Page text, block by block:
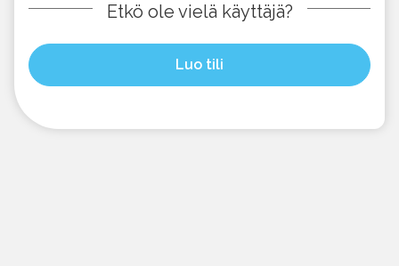
Etkö ole vielä käyttäjä?
Luo tili